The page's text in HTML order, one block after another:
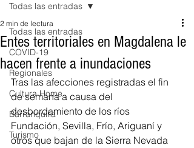
Todas las entradas
COVID-19
Regionales
Cultura Home
Barranquilla
Turismo
Todas las entradas
Entes territoriales en Magdalena le
hacen frente a inundaciones
2 min de lectura
Tras las afecciones registradas el fin
de semana a causa del
desbordamiento de los ríos
Fundación, Sevilla, Frío, Ariguaní y
otros que bajan de la Sierra Nevada